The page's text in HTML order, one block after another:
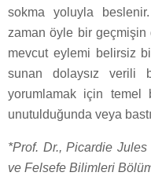
sokma yoluyla
zaman öyle bir
mevcut eylemi belirsiz
sunan dolaysız verili
yorumlamak için temel
unutulduğunda veya
*Prof. Dr., Picardie
ve Felsefe Bilimleri